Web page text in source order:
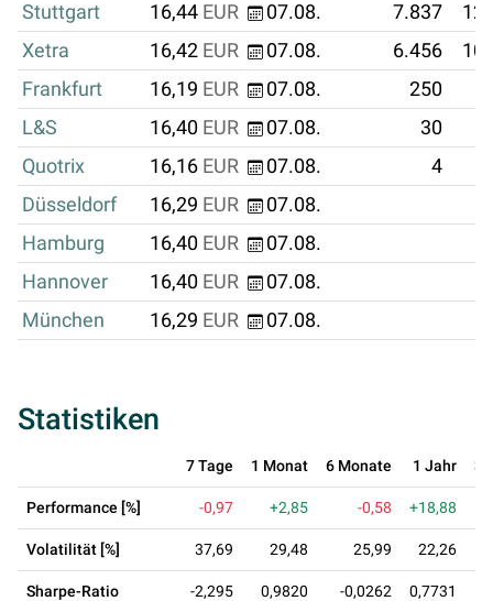
Stuttgart
16,44 EUR 07.08. 7.837
Xetra
16,42 EUR 07.08. 6.456
Frankfurt
16,19 EUR 07.08. 250
L&S
16,40 EUR 07.08.
30
Quotrix
16,16 EUR 07.08.
4
Düsseldorf
16,29 EUR
07.08.
Hamburg
16,40 EUR
07.08.
Hannover
16,40 EUR
07.08.
München
16,29 EUR 07.08.
Statistiken
7 Tage 1 Monat 6 Monate 1 Jahr 3
Performance [%] -0,97 +2,85 -0,58 +18,88
Volatilität [%] 37,69 29,48 25,99 22,26
Sharpe-Ratio -2,295 0,9820 -0,0262 0,7731